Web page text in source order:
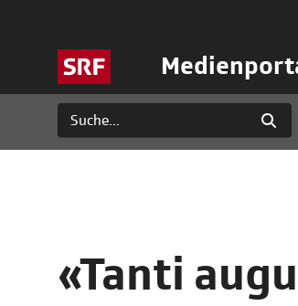
«Tanti